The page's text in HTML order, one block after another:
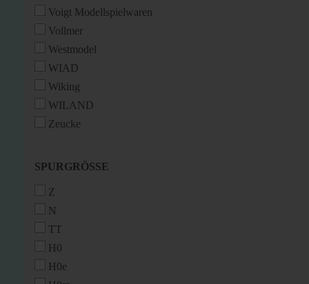
Voigt Modellspielwaren
Vollmer
Westmodel
WIAD
Wiking
WILAND
Zeucke
SPURGRÖSSE
SPURGRÖSSE
Z
N
TT
H0
H0e